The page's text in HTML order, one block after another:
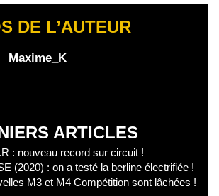
DE L’AUTEUR
Maxime_K
ARTICLES
: nouveau record sur circuit !
(2020) : on a testé la berline électrifiée !
M3 et M4 Compétition sont lâchées !